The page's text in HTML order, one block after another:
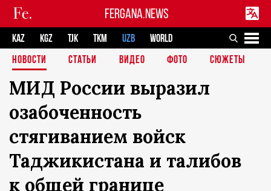
FERGANA.NEWS
KAZ KGZ TJK TKM UZB
WORLD
НОВОСТИ
СТАТЬИ ВИДЕО ФОТО СЮЖЕТЫ
МИД России выразил
озабоченность
стягиванием войск
Таджикистана и талибов
к общей границе